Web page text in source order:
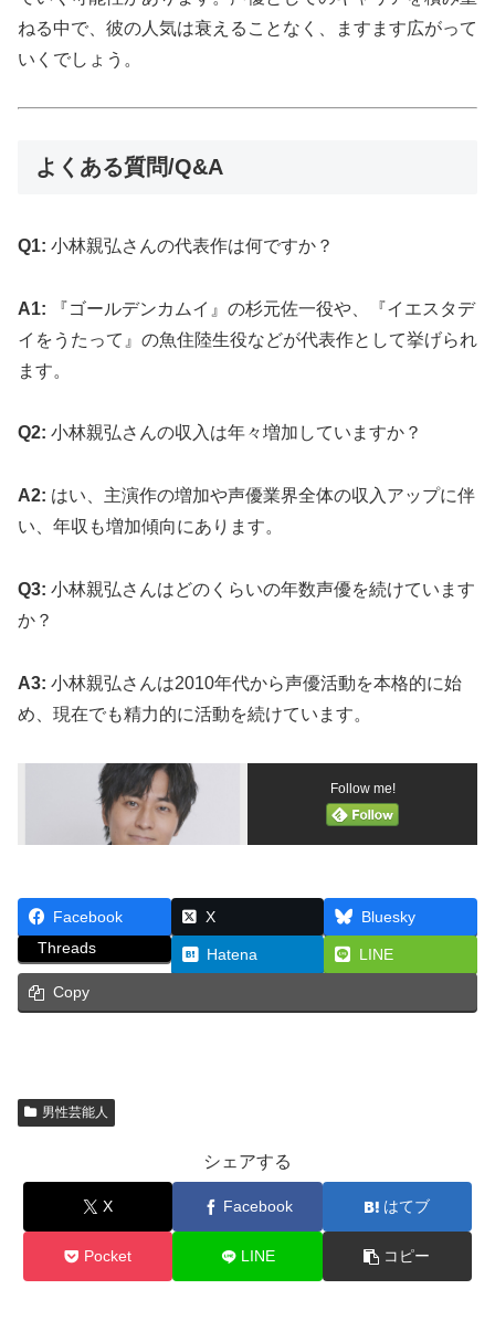
ねる中で、彼の人気は衰えることなく、ますます広がって
いくでしょう。
よくある質問/Q&A
Q1: 小林親弘さんの代表作は何ですか？
A1: 『ゴールデンカムイ』の杉元佐一役や、『イエスタデ
イをうたって』の魚住陸生役などが代表作として挙げられ
ます。
Q2: 小林親弘さんの収入は年々増加していますか？
A2: はい、主演作の増加や声優業界全体の収入アップに伴
い、年収も増加傾向にあります。
Q3: 小林親弘さんはどのくらいの年数声優を続けています
か？
A3: 小林親弘さんは2010年代から声優活動を本格的に始
め、現在でも精力的に活動を続けています。
Follow me!
Facebook X
Bluesky
Threads
Hatena LINE
Copy
男性芸能人
シェアする
X Facebook はてブ
Pocket LINE コピー